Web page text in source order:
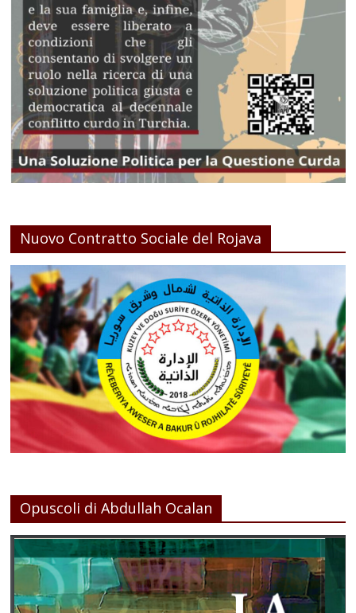
Nuovo Contratto Sociale del Rojava
Opuscoli di Abdullah Ocalan